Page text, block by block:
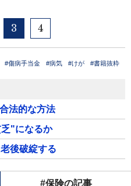
3 4
#傷病手当金 #病気 #けが #書籍抜粋
法的な方法
"になるか
後破綻する
#保険の記事